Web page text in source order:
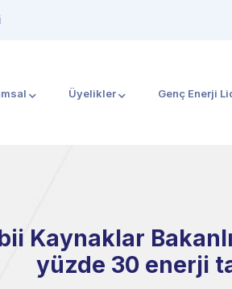
Üyelikler Genç Enerji
Kaynaklar
yüzde 30 enerji